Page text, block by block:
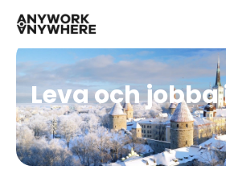
Leva och jobba